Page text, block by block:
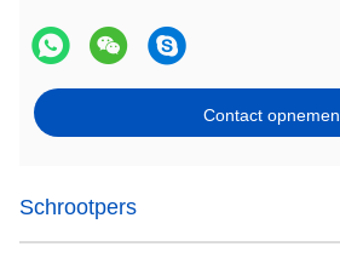
Contact opnemen
Schrootpers